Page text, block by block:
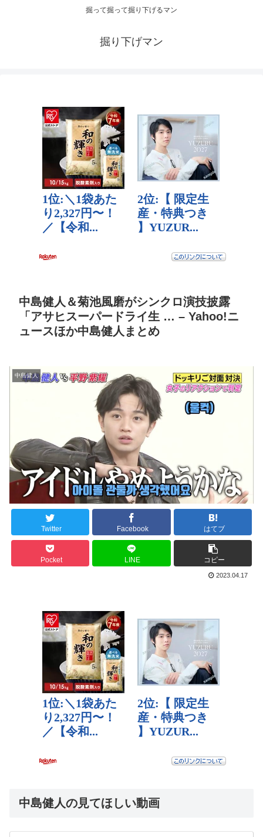
掘って掘って掘り下げるマン
掘り下げマン
中島健人＆菊池風磨がシンクロ演技披露
「アサヒスーパードライ生 … – Yahoo!ニ
ュースほか中島健人まとめ
中島健人
Twitter Facebook はてブ
Pocket LINE コピー
2023.04.17
中島健人の見てほしい動画